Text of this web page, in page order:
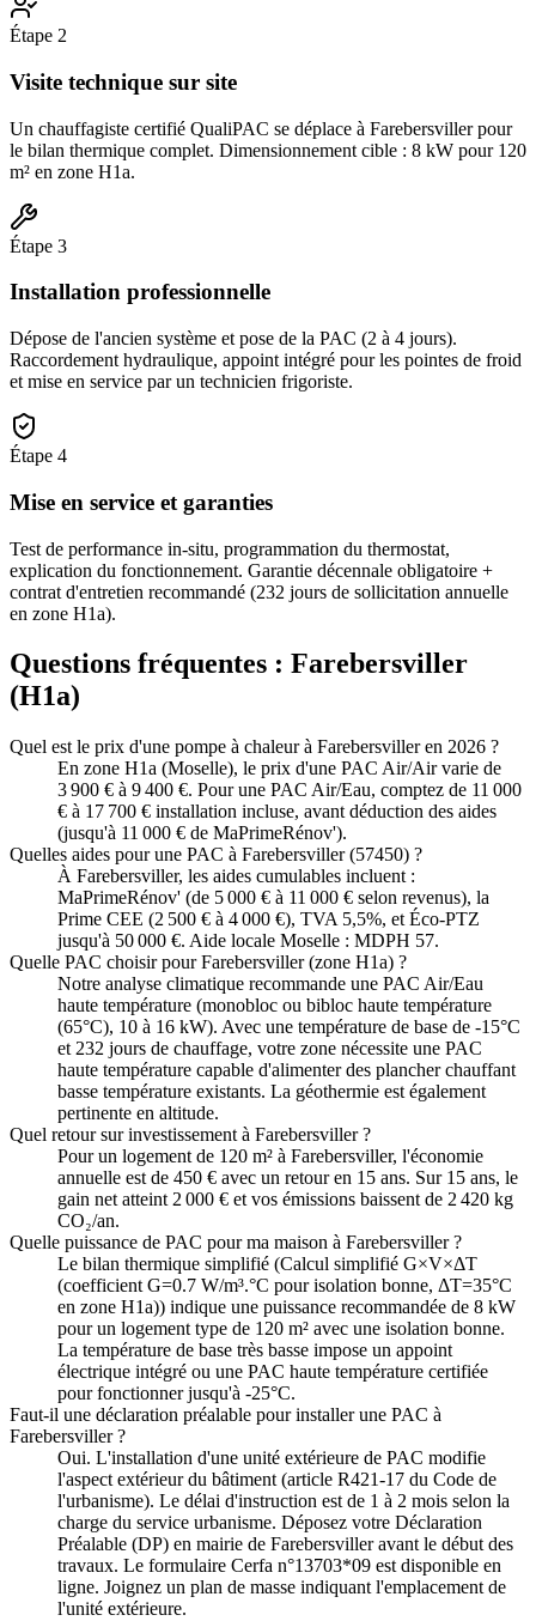
Étape 2
Visite technique sur site
Un chauffagiste certifié QualiPAC se déplace à Farebersviller pour
le bilan thermique complet. Dimensionnement cible : 8 kW pour 120
m² en zone H1a.
Étape 3
Installation professionnelle
Dépose de l'ancien système et pose de la PAC (2 à 4 jours).
Raccordement hydraulique, appoint intégré pour les pointes de froid
et mise en service par un technicien frigoriste.
Étape 4
Mise en service et garanties
Test de performance in-situ, programmation du thermostat,
explication du fonctionnement. Garantie décennale obligatoire +
contrat d'entretien recommandé (232 jours de sollicitation annuelle
en zone H1a).
Questions fréquentes : Farebersviller
(H1a)
Quel est le prix d'une pompe à chaleur à Farebersviller en 2026 ?
En zone H1a (Moselle), le prix d'une PAC Air/Air varie de
3 900 € à 9 400 €. Pour une PAC Air/Eau, comptez de 11 000
€ à 17 700 € installation incluse, avant déduction des aides
(jusqu'à 11 000 € de MaPrimeRénov').
Quelles aides pour une PAC à Farebersviller (57450) ?
À Farebersviller, les aides cumulables incluent :
MaPrimeRénov' (de 5 000 € à 11 000 € selon revenus), la
Prime CEE (2 500 € à 4 000 €), TVA 5,5%, et Éco-PTZ
jusqu'à 50 000 €. Aide locale Moselle : MDPH 57.
Quelle PAC choisir pour Farebersviller (zone H1a) ?
Notre analyse climatique recommande une PAC Air/Eau
haute température (monobloc ou bibloc haute température
(65°C), 10 à 16 kW). Avec une température de base de -15°C
et 232 jours de chauffage, votre zone nécessite une PAC
haute température capable d'alimenter des plancher chauffant
basse température existants. La géothermie est également
pertinente en altitude.
Quel retour sur investissement à Farebersviller ?
Pour un logement de 120 m² à Farebersviller, l'économie
annuelle est de 450 € avec un retour en 15 ans. Sur 15 ans, le
gain net atteint 2 000 € et vos émissions baissent de 2 420 kg
CO₂/an.
Quelle puissance de PAC pour ma maison à Farebersviller ?
Le bilan thermique simplifié (Calcul simplifié G×V×ΔT
(coefficient G=0.7 W/m³.°C pour isolation bonne, ΔT=35°C
en zone H1a)) indique une puissance recommandée de 8 kW
pour un logement type de 120 m² avec une isolation bonne.
La température de base très basse impose un appoint
électrique intégré ou une PAC haute température certifiée
pour fonctionner jusqu'à -25°C.
Faut-il une déclaration préalable pour installer une PAC à
Farebersviller ?
Oui. L'installation d'une unité extérieure de PAC modifie
l'aspect extérieur du bâtiment (article R421-17 du Code de
l'urbanisme). Le délai d'instruction est de 1 à 2 mois selon la
charge du service urbanisme. Déposez votre Déclaration
Préalable (DP) en mairie de Farebersviller avant le début des
travaux. Le formulaire Cerfa n°13703*09 est disponible en
ligne. Joignez un plan de masse indiquant l'emplacement de
l'unité extérieure.